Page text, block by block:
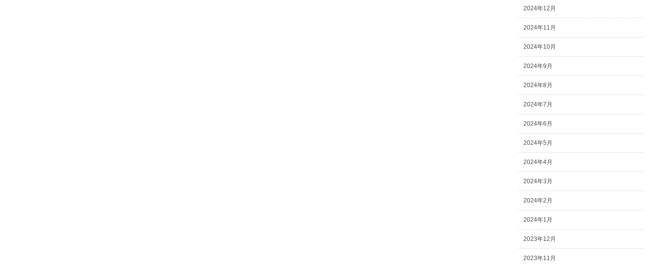
2024年12月
2024年11月
2024年10月
2024年9月
2024年8月
2024年7月
2024年6月
2024年5月
2024年4月
2024年3月
2024年2月
2024年1月
2023年12月
2023年11月